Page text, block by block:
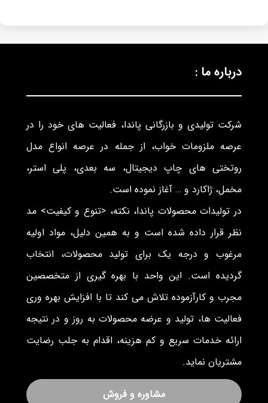
درباره ما :
شرکت تولیدی و بازرگانی پاندا، فعالیت های خود را در
عرصه ملزومات خواب، از جمله در عرصه انواع مدل
روتختی های چاپ دیجیتال، سه بعدی، پلی استر،
مخمل، ژاکارد و … آغاز نموده است.
در تولیدات محصولات پاندا، نکته، <تنوع و کیفیت> مد
نظر قرار داده شده است و به همین دلیل، مواد اولیه
مرغوب و درجه یک برای تولید محصولات، انتخاب
گردیده است. این واحد با بهره گیری از متخصصین
مجرب و کارآزموده تلاش می کند تا با افزایش بهره وری
فعالیت ها، تولید و عرضه محصولات به روز و در نتیجه
ارائه خدمات سریع و کم هزینه، اقدام به جلب رضایت
مشتریان نماید.
مشاوره و فروش